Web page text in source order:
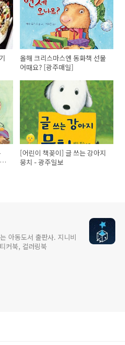
올해 크리스마스엔 동화책 선물
어때요? [광주매일]
[어린이 책꽂이] 글 쓰는 강아지
뭉치 - 광주일보
아동도서 출판사. 지니비
커북, 컬러링북